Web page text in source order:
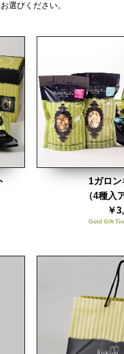
選びください。
Gold Gift
1ガロ
（4種入
￥